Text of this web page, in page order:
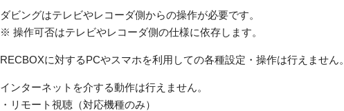
ダビングはテレビやレコーダ側からの操作が必要です。
※ 操作可否はテレビやレコーダ側の仕様に依存します。
RECBOXに対するPCやスマホを利用しての各種設定・操作は行えません。
インターネットを介する動作は行えません。
・リモート視聴（対応機種のみ）